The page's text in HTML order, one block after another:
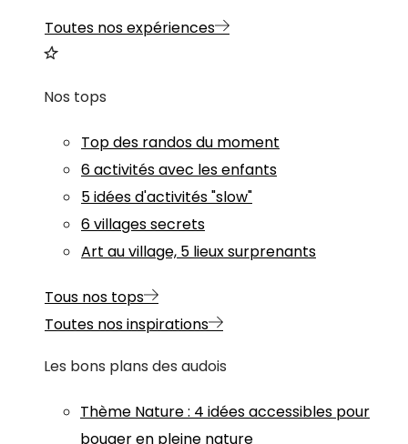
Toutes nos expériences
Nos tops
Top des randos du moment
6 activités avec les enfants
5 idées d'activités "slow"
6 villages secrets
Art au village, 5 lieux surprenants
Tous nos tops
Toutes nos inspirations
Les bons plans des audois
Thème Nature: 4 idées accessibles pour
bouger en pleine nature